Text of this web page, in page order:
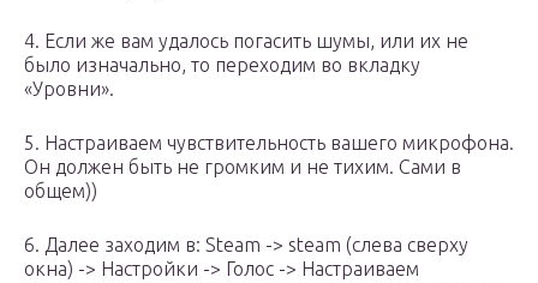
4. Если же вам удалось погасить шумы, или их не
было изначально, то переходим во вкладку
«Уровни».
5. Настраиваем чувствительность вашего микрофона.
Он должен быть не громким и не тихим. Сами в
общем))
6. Далее заходим в: Steam -> steam (слева сверху
окна) -> Настройки -> Голос -> Настраиваем